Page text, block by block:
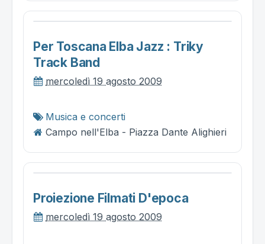
Per Toscana Elba Jazz : Triky
Track Band
mercoledì 19 agosto 2009
Musica e concerti
Campo nell'Elba - Piazza Dante Alighieri
Proiezione Filmati D'epoca
mercoledì 19 agosto 2009